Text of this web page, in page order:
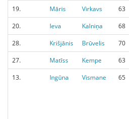
19.
Māris Virkavs 63
20.
Ieva Kalniņa 68
28.
Krišjānis Brūvelis 70
27.
Matīss Kempe 63
13.
Ingūna Vismane 65